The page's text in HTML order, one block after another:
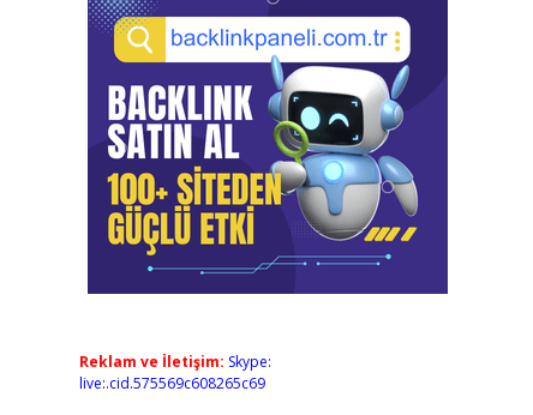
Reklam ve İletişim: Skype:
live:.cid.575569c608265c69